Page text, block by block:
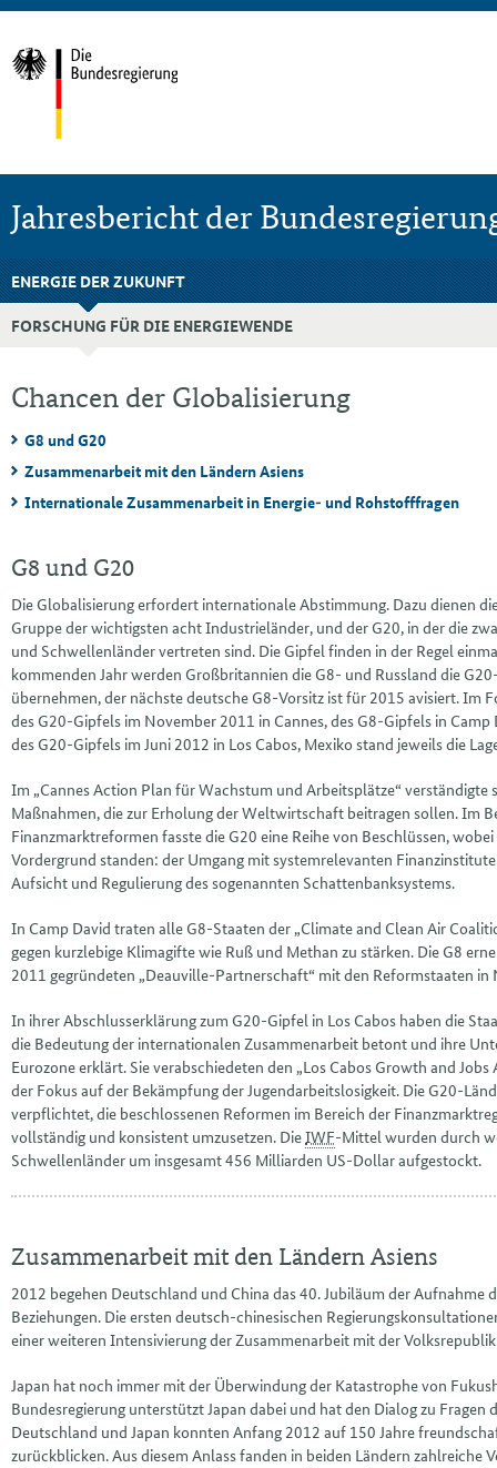
Jahresbericht der
ENERGIE DER ZUKUNFT
FORSCHUNG FÜR DIE ENERGIEWENDE
Chancen der Globalisierung
G8 und G20
Zusammenarbeit mit den Ländern Asiens
Internationale Zusammenarbeit in Energie- und Rohstofffragen
G8 und G20
Die Globalisierung erfordert internationale Abstimmung. Dazu dienen
Gruppe der wichtigsten acht Industrieländer, und der G20, in der die
und Schwellenländer vertreten sind. Die Gipfel finden in der Regel
kommenden Jahr werden Großbritannien die G8- und Russland die
übernehmen, der nächste deutsche G8-Vorsitz ist für 2015 avisiert. Im
des G20-Gipfels im November 2011 in Cannes, des G8-Gipfels in Camp
des G20-Gipfels im Juni 2012 in Los Cabos, Mexiko stand jeweils die
Im „CannesAction Plan für Wachstum und Arbeitsplätze“ verständigte
Maßnahmen, die zur Erholung der Weltwirtschaft beitragen sollen. Im
Finanzmarktreformen fasste die G20 eine Reihe von Beschlüssen,
Vordergrund standen: der Umgang mit systemrelevanten
Aufsicht und Regulierung des sogenannten Schattenbanksystems.
In Camp David traten alle G8-Staaten der „Climate and Clean Air
gegen kurzlebige Klimagifte wie Ruß und Methan zu stärken. Die G8
2011 gegründeten „Deauville-Partnerschaft“ mit den Reformstaaten
In ihrer Abschlusserklärung zum G20-Gipfel in Los Cabos haben die
die Bedeutung der internationalen Zusammenarbeit betont und ihre
Eurozone erklärt. Sie verabschiedeten den „Los Cabos Growth and Jobs
der Fokus auf der Bekämpfung der Jugendarbeitslosigkeit. Die G20-
verpflichtet, die beschlossenen Reformen im Bereich der
vollständig und konsistent umzusetzen. DieIWF-Mittel wurden durch
Schwellenländer um insgesamt 456 Milliarden US-Dollar aufgestockt.
Zusammenarbeit mit den Ländern Asiens
2012 begehen Deutschland und China das 40. Jubiläum der Aufnahme
Beziehungen. Die ersten deutsch-chinesischen
einer weiteren Intensivierung der Zusammenarbeit mit der
Japan hat noch immer mit der Überwindung der Katastrophe von
Bundesregierung unterstützt Japan dabei und hat den Dialog zu Fragen
Deutschland und Japan konnten Anfang 2012 auf 150 Jahre
zurückblicken. Aus diesem Anlass fanden in beiden Ländern zahlreiche